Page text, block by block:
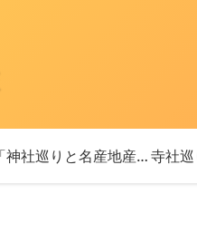
「神社巡りと名産地産を探す旅」ブログ始めました！